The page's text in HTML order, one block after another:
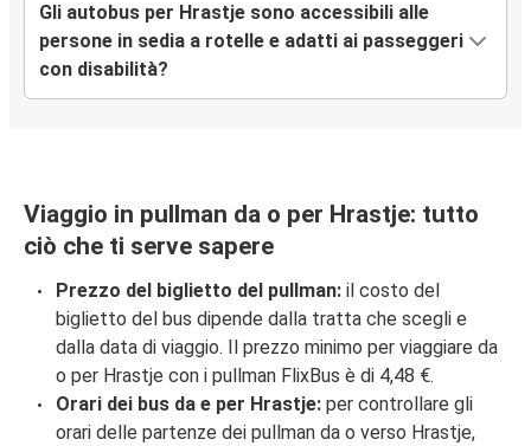
Gli autobus per Hrastje sono accessibili alle
persone in sedia a rotelle e adatti ai passeggeri
con disabilità?
Viaggio in pullman da o per Hrastje: tutto
ciò che ti serve sapere
Prezzo del biglietto del pullman: il costo del
biglietto del bus dipende dalla tratta che scegli e
dalla data di viaggio. Il prezzo minimo per viaggiare da
o per Hrastje con i pullman FlixBus è di 4,48 €.
Orari dei bus da e per Hrastje: per controllare gli
orari delle partenze dei pullman da o verso Hrastje,